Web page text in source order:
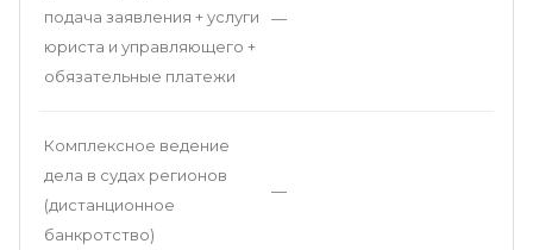
подача заявления + услуги
юриста и управляющего +
обязательные платежи
—
Комплексное ведение
дела в судах регионов
(дистанционное
банкротство)
—